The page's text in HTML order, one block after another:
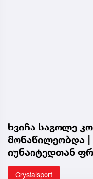
ხვიჩა საგოლე
მონაწილეობდა |
იუნაიტედთან
Crystalsport